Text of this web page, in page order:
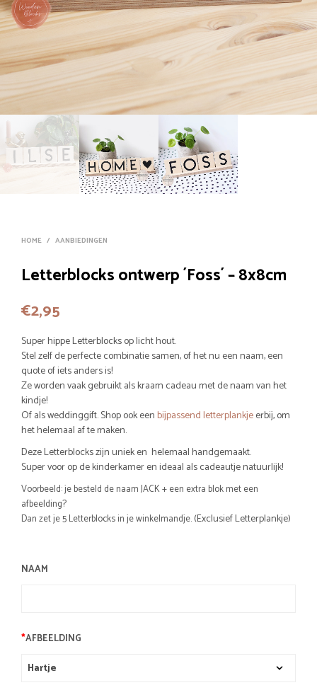
HOME / AANBIEDINGEN
Letterblocks ontwerp ´Foss´ – 8x8cm
€2,95
Super hippe Letterblocks op licht hout.
Stel zelf de perfecte combinatie samen, of het nu een naam, een
quote of iets anders is!
Ze worden vaak gebruikt als kraam cadeau met de naam van het
kindje!
Of als weddinggift. Shop ook eenbijpassend letterplankjeerbij, om
het helemaal af te maken.
Deze Letterblocks zijn uniek en helemaal handgemaakt.
Super voor op de kinderkamer en ideaal als cadeautje natuurlijk!
Voorbeeld: je besteld de naam JACK + een extra blok met een
afbeelding?
Dan zet je 5 Letterblocks in je winkelmandje.(Exclusief Letterplankje)
NAAM
*AFBEELDING